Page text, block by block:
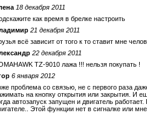
18 декабря 2011
как время в брелке настроить
21 декабря 2011
всё зависит от того к то ставит мне
22 декабря 2011
TZ-9010 лажа !!! нельзя покупать !
6 января 2012
проблема со связью, не с первого раза
на кнопку открытия или закрытия. И
автозапуск запущен и двигатель
Этой функции нет в сигналке или